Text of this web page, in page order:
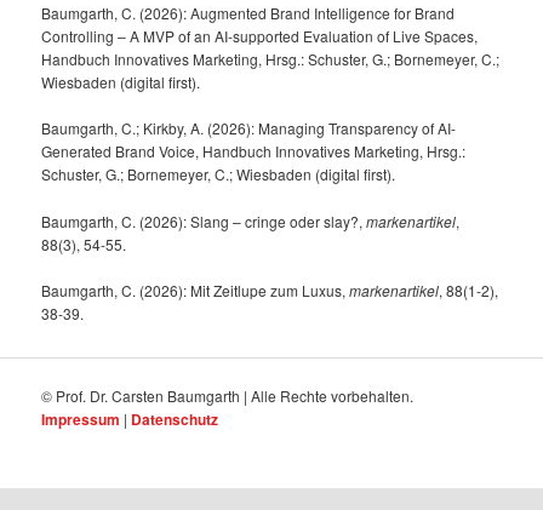
Baumgarth, C. (2026): Augmented Brand Intelligence for Brand
Controlling – A MVP of an AI-supported Evaluation of Live Spaces,
Handbuch Innovatives Marketing, Hrsg.: Schuster, G.; Bornemeyer, C.;
Wiesbaden (digital first).
Baumgarth, C.; Kirkby, A. (2026): Managing Transparency of AI-
Generated Brand Voice, Handbuch Innovatives Marketing, Hrsg.:
Schuster, G.; Bornemeyer, C.; Wiesbaden (digital first).
Baumgarth, C. (2026): Slang – cringe oder slay?,markenartikel,
88(3), 54-55.
Baumgarth, C. (2026): Mit Zeitlupe zum Luxus,markenartikel, 88(1-2),
38-39.
© Prof. Dr. Carsten Baumgarth | Alle Rechte vorbehalten.
Impressum | Datenschutz